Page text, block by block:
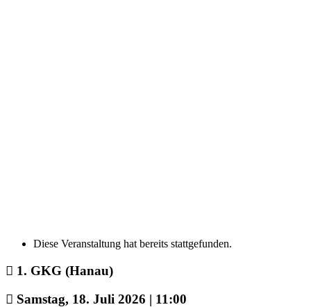
Diese Veranstaltung hat bereits stattgefunden.
1. GKG (Hanau)
Samstag, 18. Juli 2026 | 11:00